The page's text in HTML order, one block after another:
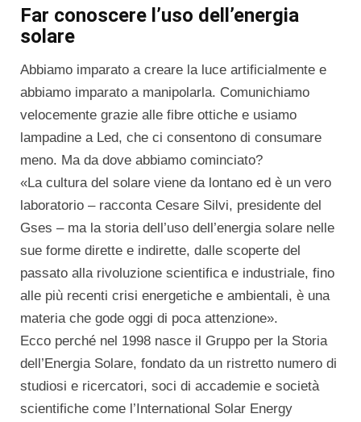
Far conoscere l’uso dell’energia
solare
Abbiamo imparato a creare la luce artificialmente e
abbiamo imparato a manipolarla. Comunichiamo
velocemente grazie alle fibre ottiche e usiamo
lampadine a Led, che ci consentono di consumare
meno. Ma da dove abbiamo cominciato?
«La cultura del solare viene da lontano ed è un vero
laboratorio – racconta Cesare Silvi, presidente del
Gses – ma la storia dell’uso dell’energia solare nelle
sue forme dirette e indirette, dalle scoperte del
passato alla rivoluzione scientifica e industriale, fino
alle più recenti crisi energetiche e ambientali, è una
materia che gode oggi di poca attenzione».
Ecco perché nel 1998 nasce il Gruppo per la Storia
dell’Energia Solare, fondato da un ristretto numero di
studiosi e ricercatori, soci di accademie e società
scientifiche come l’International Solar Energy